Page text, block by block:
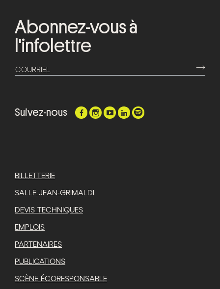
Abonnez-vous à
l'infolettre
COURRIEL ⟶
Suivez-nous
BILLETTERIE
SALLE JEAN-GRIMALDI
DEVIS TECHNIQUES
EMPLOIS
PARTENAIRES
PUBLICATIONS
SCÈNE ÉCORESPONSABLE